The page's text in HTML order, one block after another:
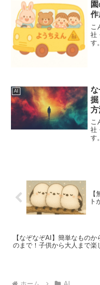
作
こ
社
す
AI
な
掘
方
こ
社
す
ト
【なぞなぞAI】簡単なものか
のまで！子供から大人まで楽